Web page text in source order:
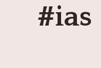
#ias